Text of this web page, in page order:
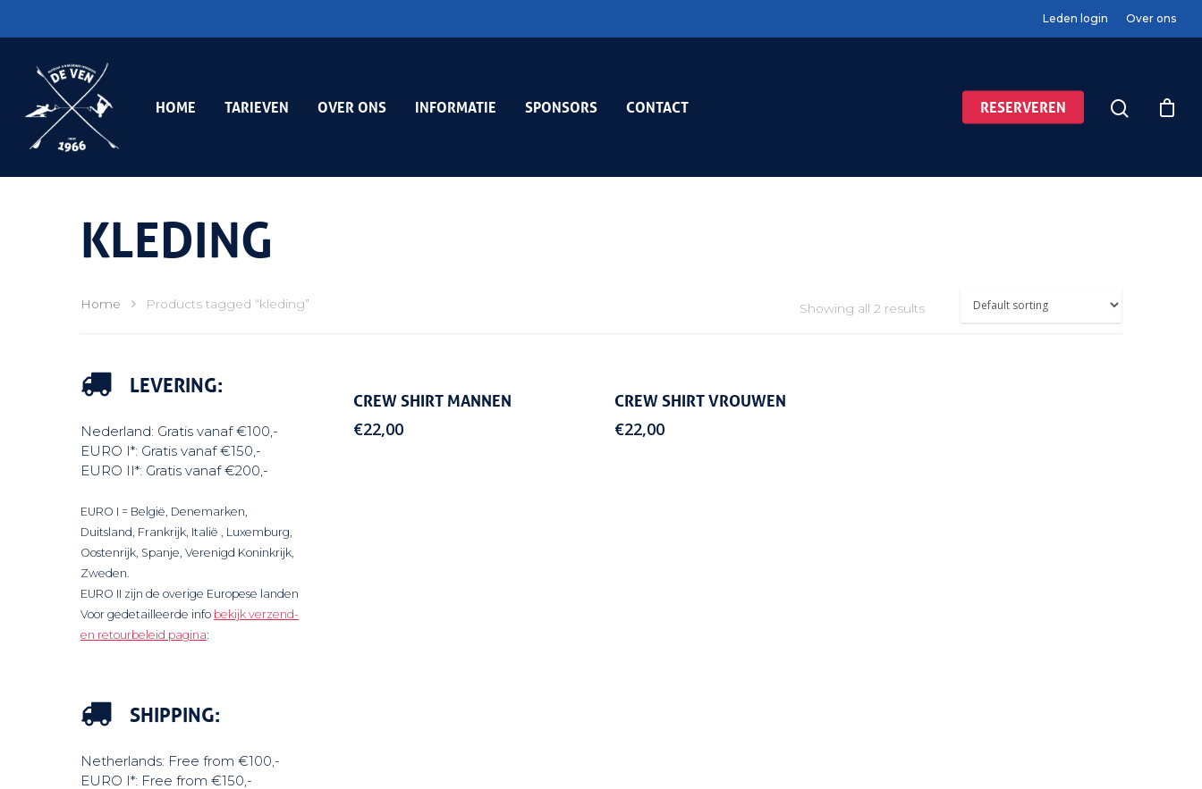
Leden login Over ons
HOME TARIEVEN OVER ONS INFORMATIE SPONSORS CONTACT RESERVEREN
KLEDING
Showing all 2 results
Home Products tagged “kleding”
LEVERING:
Nederland: Gratis vanaf €100,-
EURO I*: Gratis vanaf €150,-
EURO II*: Gratis vanaf €200,-
EURO I = België, Denemarken,
Duitsland, Frankrijk, Italië , Luxemburg,
Oostenrijk, Spanje, Verenigd Koninkrijk,
Zweden.
EURO II zijn de overige Europese landen
Voor gedetailleerde info bekijk verzend-
en retourbeleid pagina:
SHIPPING:
Netherlands: Free from €100,-
EURO I*: Free from €150,-
Select Options
CREW SHIRT MANNEN
€22,00
Select Options
CREW SHIRT VROUWEN
€22,00